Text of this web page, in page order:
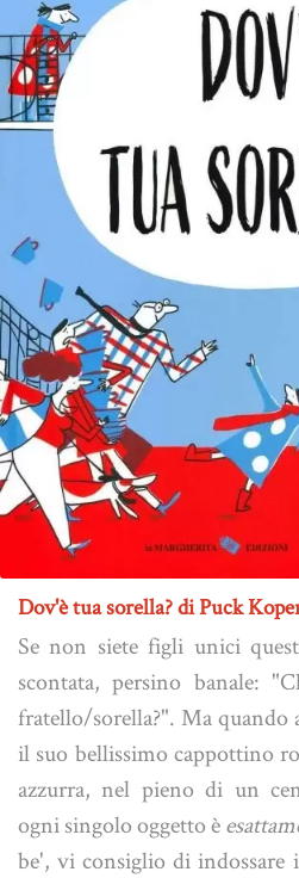
Dov'è tua sorella? di Puck
Se non siete figli unici
scontata, persino banale:
fratello/sorella?". Ma quando
il suo bellissimo cappottino
azzurra, nel pieno di un
ogni singolo oggetto è
be', vi consiglio di indossare